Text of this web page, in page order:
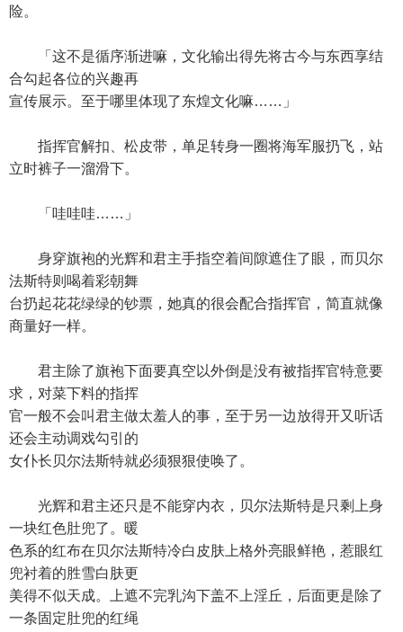
险。
「这不是循序渐进嘛，文化输出得先将古今与东西享结
合勾起各位的兴趣再
宣传展示。至于哪里体现了东煌文化嘛……」
指挥官解扣、松皮带，单足转身一圈将海军服扔飞，站
立时裤子一溜滑下。
「哇哇哇……」
身穿旗袍的光辉和君主手指空着间隙遮住了眼，而贝尔
法斯特则喝着彩朝舞
台扔起花花绿绿的钞票，她真的很会配合指挥官，简直就像
商量好一样。
君主除了旗袍下面要真空以外倒是没有被指挥官特意要
求，对菜下料的指挥
官一般不会叫君主做太羞人的事，至于另一边放得开又听话
还会主动调戏勾引的
女仆长贝尔法斯特就必须狠狠使唤了。
光辉和君主还只是不能穿内衣，贝尔法斯特是只剩上身
一块红色肚兜了。暖
色系的红布在贝尔法斯特冷白皮肤上格外亮眼鲜艳，惹眼红
兜衬着的胜雪白肤更
美得不似天成。上遮不完乳沟下盖不上淫丘，后面更是除了
一条固定肚兜的红绳